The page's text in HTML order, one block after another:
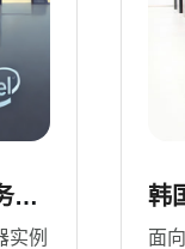
器
实例
韩
计
面